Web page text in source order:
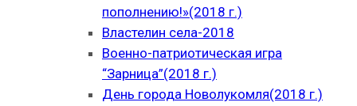
пополнению!»(2018 г.)
Властелин села-2018
Военно-патриотическая игра
“Зарница”(2018 г.)
День города Новолукомля(2018 г.)